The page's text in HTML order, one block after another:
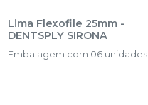
Lima Flexofile 25mm -
DENTSPLY SIRONA
Embalagem com 06 unidades.